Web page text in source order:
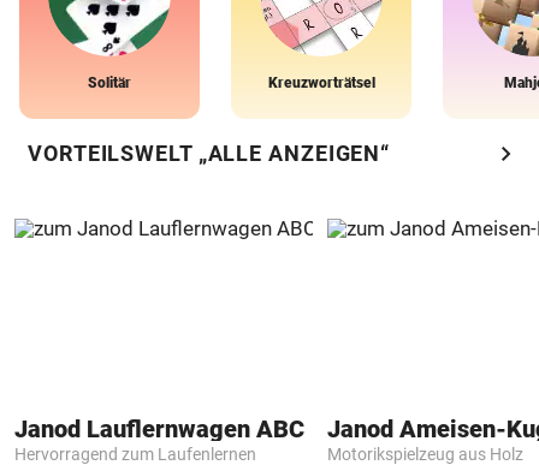
Solitär Kreuzworträtsel
VORTEILSWELT „ALLE ANZEIGEN“ chevron_right
Janod Lauflernwagen ABC
Hervorragend zum Laufenlernen
Janod Ameisen-
Motorikspielzeug aus Holz